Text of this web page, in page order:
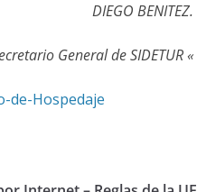
DIEGO BENITEZ.
General de SIDETUR «
de-Hospedaje